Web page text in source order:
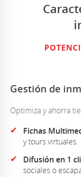
Gestión de
Optimiza y ahorra
✔ Fichas
y tours virtuales.
✔ Difusión en 1
sociales o